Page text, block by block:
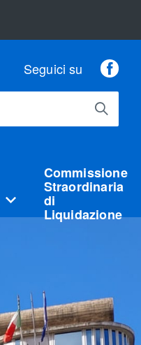
Seguici su
Commissione
Straordinaria
di
Liquidazione